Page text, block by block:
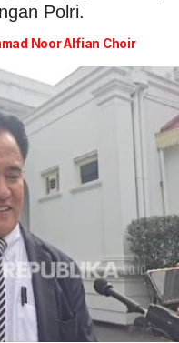
Polri.
Noor Alfian Choir